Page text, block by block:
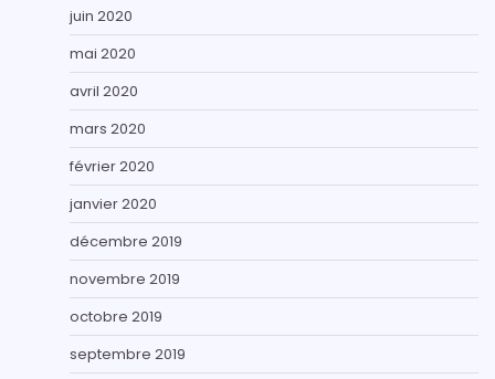
juin 2020
mai 2020
avril 2020
mars 2020
février 2020
janvier 2020
décembre 2019
novembre 2019
octobre 2019
septembre 2019